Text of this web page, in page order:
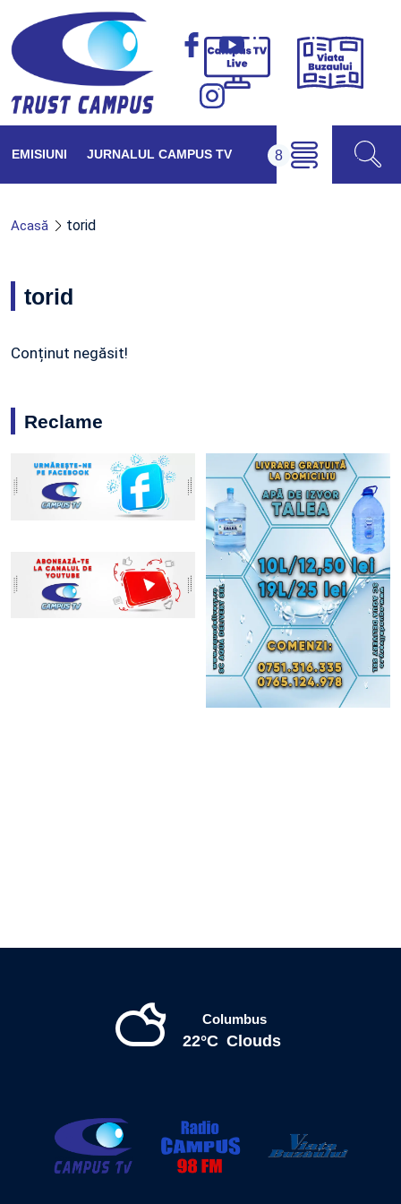
Campus
Viața
EMISIUNI JURNALUL CAMPUS TV
Acasă torid
torid
Conținut negăsit!
Reclame
Columbus
22°C Clouds